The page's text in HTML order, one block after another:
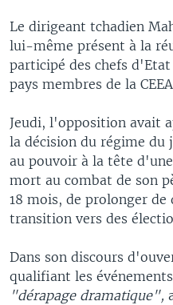
Le dirigeant tchadien
lui-même présent à la
participé des chefs d'Etat
pays membres de la
Jeudi, l'opposition avait
la décision du régime du
au pouvoir à la tête
mort au combat de son
18 mois, de prolonger de
transition vers des
Dans son discours
qualifiant les
"dérapage dramatique",